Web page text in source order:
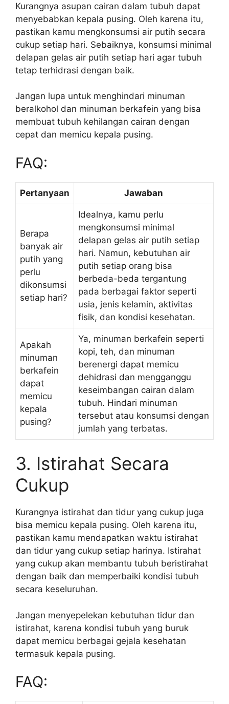
Kurangnya asupan cairan dalam tubuh dapat
menyebabkan kepala pusing. Oleh karena itu,
pastikan kamu mengkonsumsi air putih secara
cukup setiap hari. Sebaiknya, konsumsi minimal
delapan gelas air putih setiap hari agar tubuh
tetap terhidrasi dengan baik.
Jangan lupa untuk menghindari minuman
beralkohol dan minuman berkafein yang bisa
membuat tubuh kehilangan cairan dengan
cepat dan memicu kepala pusing.
FAQ:
Pertanyaan Jawaban
Berapa
banyak air
putih yang
perlu
dikonsumsi
setiap hari?
Idealnya, kamu perlu
mengkonsumsi minimal
delapan gelas air putih setiap
hari. Namun, kebutuhan air
putih setiap orang bisa
berbeda-beda tergantung
pada berbagai faktor seperti
usia, jenis kelamin, aktivitas
fisik, dan kondisi kesehatan.
Apakah
minuman
berkafein
dapat
memicu
kepala
pusing?
Ya, minuman berkafein seperti
kopi, teh, dan minuman
berenergi dapat memicu
dehidrasi dan mengganggu
keseimbangan cairan dalam
tubuh. Hindari minuman
tersebut atau konsumsi dengan
jumlah yang terbatas.
3. Istirahat Secara
Cukup
Kurangnya istirahat dan tidur yang cukup juga
bisa memicu kepala pusing. Oleh karena itu,
pastikan kamu mendapatkan waktu istirahat
dan tidur yang cukup setiap harinya. Istirahat
yang cukup akan membantu tubuh beristirahat
dengan baik dan memperbaiki kondisi tubuh
secara keseluruhan.
Jangan menyepelekan kebutuhan tidur dan
istirahat, karena kondisi tubuh yang buruk
dapat memicu berbagai gejala kesehatan
termasuk kepala pusing.
FAQ: